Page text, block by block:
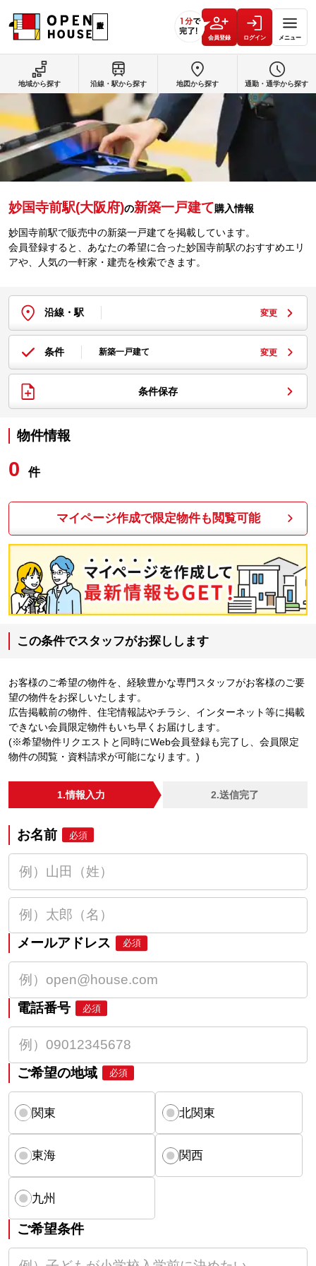
会員登録 ログイン メニュー
妙国寺前駅(大阪府)の新築一戸建て購入情報
妙国寺前駅で販売中の新築一戸建てを掲載しています。
会員登録すると、あなたの希望に合った妙国寺前駅のおすすめエリ
アや、人気の一軒家・建売を検索できます。
沿線・駅 変更
条件 新築一戸建て 変更
条件保存
物件情報
0 件
マイページ作成で限定物件も閲覧可能
この条件でスタッフがお探しします
お客様のご希望の物件を、経験豊かな専門スタッフがお客様のご要
望の物件をお探しいたします。
広告掲載前の物件、住宅情報誌やチラシ、インターネット等に掲載
できない会員限定物件もいち早くお届けします。
(※希望物件リクエストと同時にWeb会員登録も完了し、会員限定
物件の閲覧・資料請求が可能になります。)
1.情報入力 2.送信完了
お名前 必須
メールアドレス 必須
電話番号 必須
ご希望の地域 必須
関東 北関東
東海 関西
九州
ご希望条件
地域から探す 沿線・駅から探す 地図から探す 通勤・通学から探す